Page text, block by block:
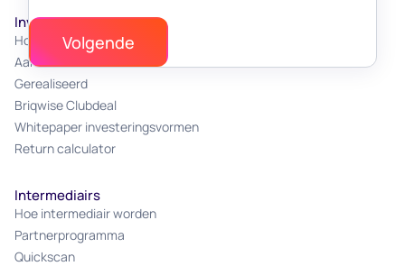
Investeren
Hoe werkt investeren
Aanbod
Gerealiseerd
Briqwise Clubdeal
Whitepaper investeringsvormen
Return calculator
Intermediairs
Hoe intermediair worden
Partnerprogramma
Quickscan